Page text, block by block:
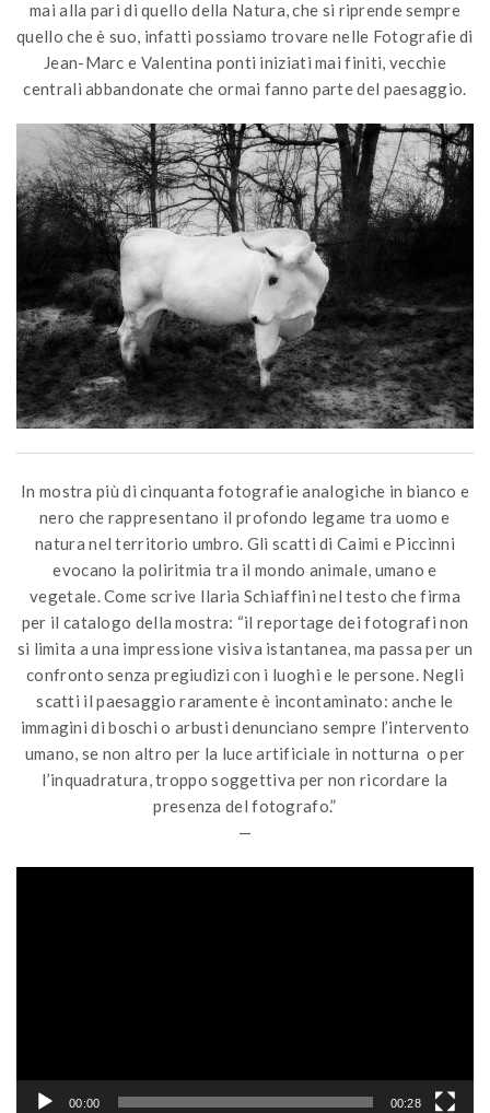
mai alla pari di quello della Natura, che si riprende sempre
quello che è suo, infatti possiamo trovare nelle Fotografie di
Jean-Marc e Valentina ponti iniziati mai finiti, vecchie
centrali abbandonate che ormai fanno parte del paesaggio.
In mostra più di cinquanta fotografie analogiche in bianco e
nero che rappresentano il profondo legame tra uomo e
natura nel territorio umbro. Gli scatti di Caimi e Piccinni
evocano la poliritmia tra il mondo animale, umano e
vegetale. Come scrive Ilaria Schiaffini nel testo che firma
per il catalogo della mostra: “il reportage dei fotografi non
si limita a una impressione visiva istantanea, ma passa per un
confronto senza pregiudizi con i luoghi e le persone. Negli
scatti il paesaggio raramente è incontaminato: anche le
immagini di boschi o arbusti denunciano sempre l’intervento
umano, se non altro per la luce artificiale in notturna o per
l’inquadratura, troppo soggettiva per non ricordare la
presenza del fotografo.”
—
00:00 00:28